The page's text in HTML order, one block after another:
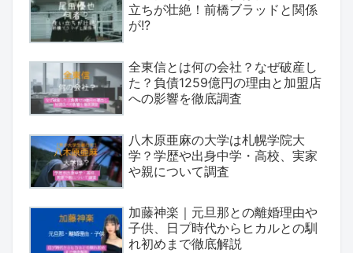
立ちが壮絶！前橋ブラッドと関係
が!?
全東信とは何の会社？なぜ破産し
た？負債1259億円の理由と加盟店
への影響を徹底調査
八木原亜麻の大学は札幌学院大
学？学歴や出身中学・高校、実家
や親について調査
加藤神楽｜元旦那との離婚理由や
子供、日プ時代からヒカルとの馴
れ初めまで徹底解説